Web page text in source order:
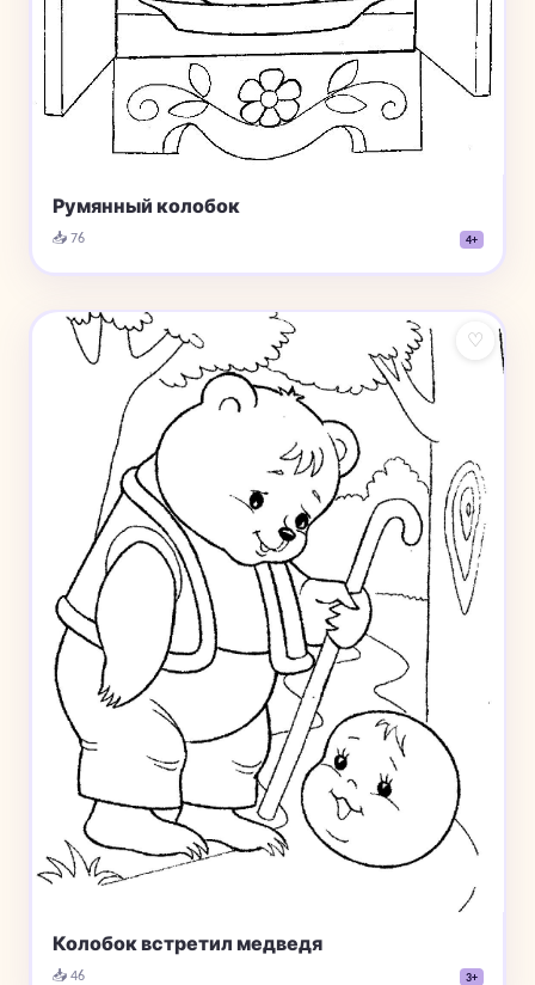
Румянный колобок
📥 76 4+
♡
Колобок встретил медведя
📥 46 3+